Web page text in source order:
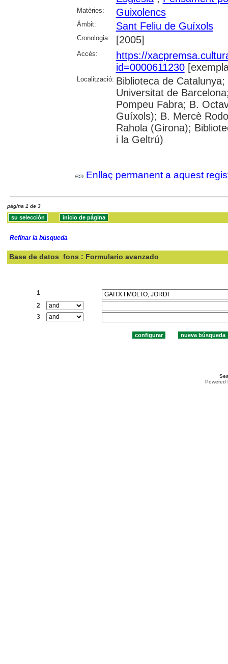
Matèries: Guixolencs
Àmbit: Sant Feliu de Guíxols
Cronologia: [2005]
Accés:
https://
id=0000611230
Localització: Biblioteca de
Universitat de
Pompeu Fabra; B.
Guíxols); B. Mercè
Rahola (Girona);
i la Geltrú)
Enllaç permanent a aquest
página 1 de 3
Refinar la búsqueda
Base de datos fons : Formulario avanzado
1
2
3